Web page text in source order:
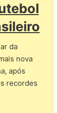
da
nova
após
recordes